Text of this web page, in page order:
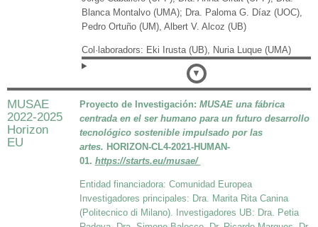
Blanca Montalvo (UMA); Dra. Paloma G. Díaz (UOC),
Pedro Ortuño (UM), Albert V. Alcoz (UB)
Col·laboradors: Eki Irusta (UB), Nuria Luque (UMA)
MUSAE
2022-2025
Horizon
EU
Proyecto de Investigación: MUSAE una fábrica
centrada en el ser humano para un futuro desarrollo
tecnológico sostenible impulsado por las
artes. HORIZON-CL4-2021-HUMAN-
01. https://starts.eu/musae/
Entidad financiadora: Comunidad Europea
Investigadores principales: Dra. Marita Rita Canina
(Politecnico di Milano). Investigadores UB: Dra. Petia